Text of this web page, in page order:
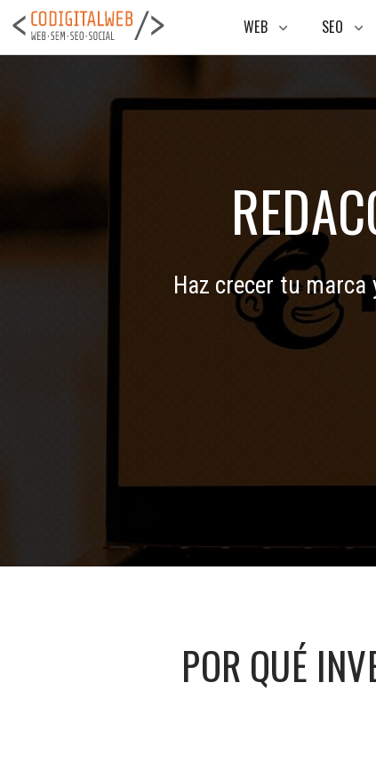
WEB keyboard_arrow_down SEO keyboard_arrow_down
Haz crecer tu
POR QUÉ